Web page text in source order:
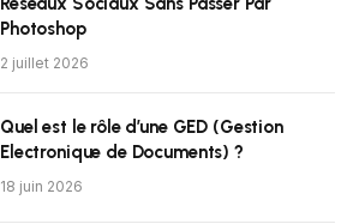
Photoshop
2 juillet 2026
Quel est le rôle d’une GED (Gestion
Electronique de Documents) ?
18 juin 2026